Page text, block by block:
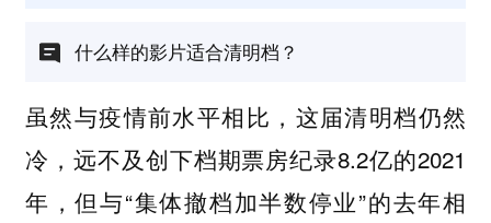
什么样的影片适合清明档？
虽然与疫情前水平相比，这届清明档仍然
冷，远不及创下档期票房纪录8.2亿的2021
年，但与“集体撤档加半数停业”的去年相